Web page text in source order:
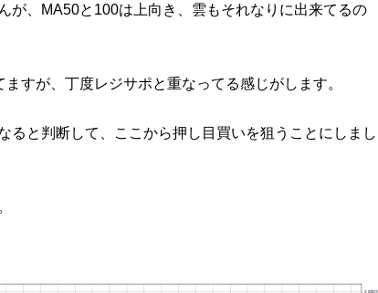
が、MA50と100は上向き、雲もそれなりに出来てるの
すが、丁度レジサポと重なってる感じがします。
ると判断して、ここから押し目買いを狙うことにしまし